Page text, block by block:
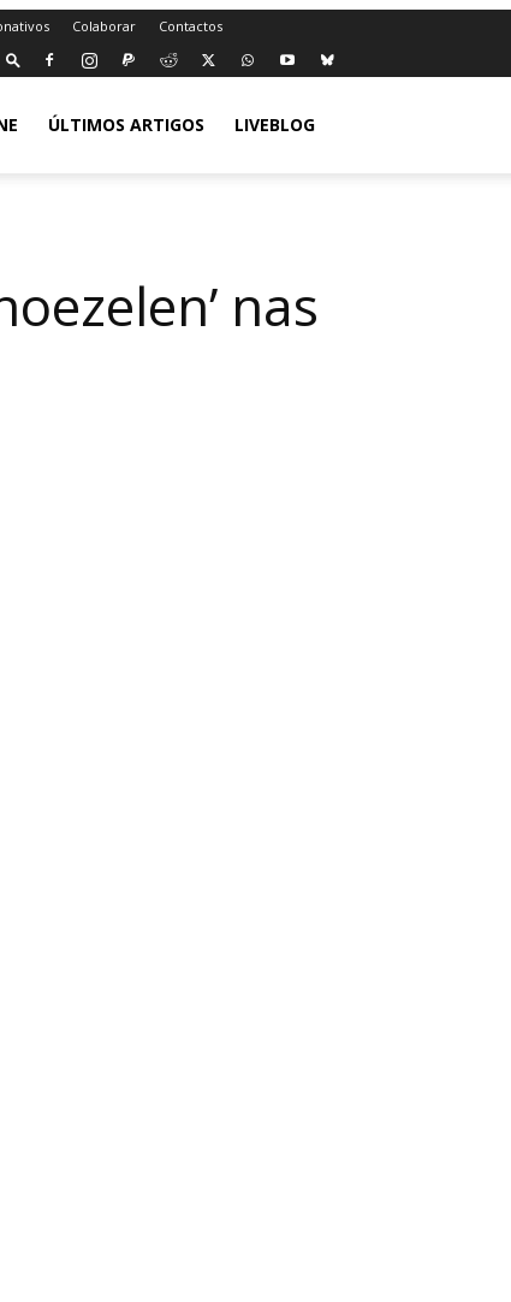
Colaborar Contactos
ÚLTIMOS ARTIGOS LIVEBLOG
nas